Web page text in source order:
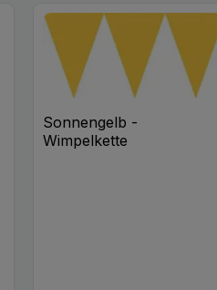
Sonnengelb -
Wimpelkette